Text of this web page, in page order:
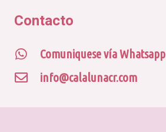
Contacto
Comuniquese vía Whatsapp
info@calalunacr.com